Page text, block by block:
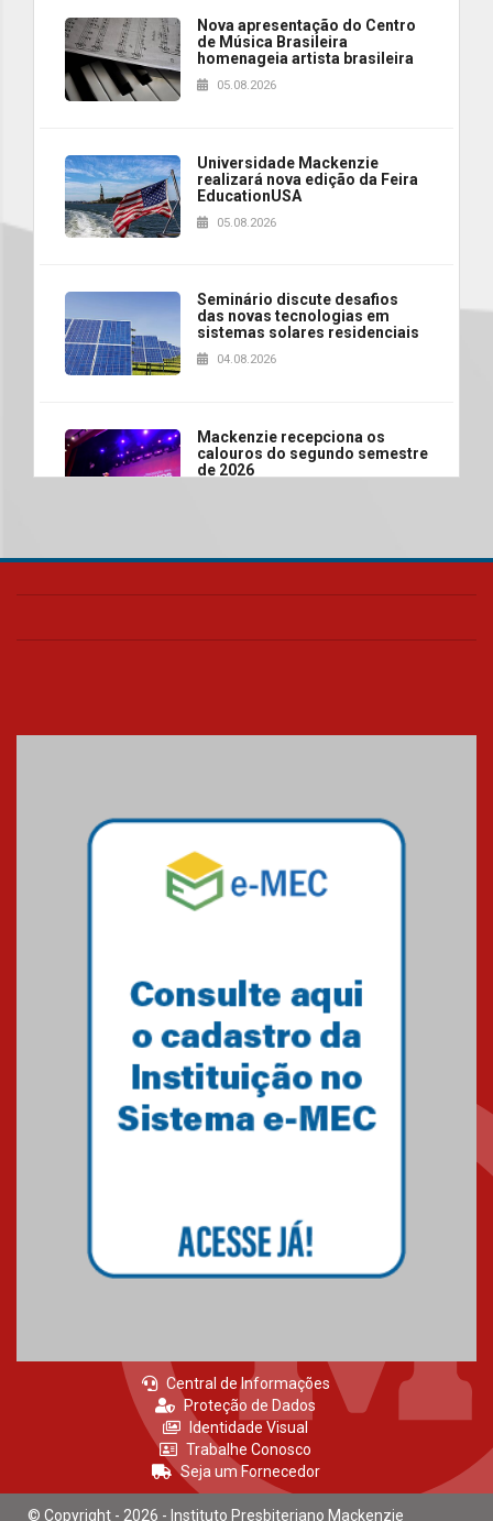
Nova apresentação do Centro
de Música Brasileira
homenageia artista brasileira
05.08.2026
Universidade Mackenzie
realizará nova edição da Feira
EducationUSA
05.08.2026
Seminário discute desafios
das novas tecnologias em
sistemas solares residenciais
04.08.2026
Mackenzie recepciona os
calouros do segundo semestre
de 2026
Brasília prepara seus
XIII Fórum de Aprendizagem
Transformadora reúne
docentes para debater
inovação e desafios da
Professora do Mackenzie é
finalista do Prêmio Jabuti com
obra sobre ética e arquitetura
contemporânea
internacionais
03.08.2026
Central de Informações
Proteção de Dados
Identidade Visual
Trabalhe Conosco
Seja um Fornecedor
© Copyright - 2026 - Instituto Presbiteriano Mackenzie